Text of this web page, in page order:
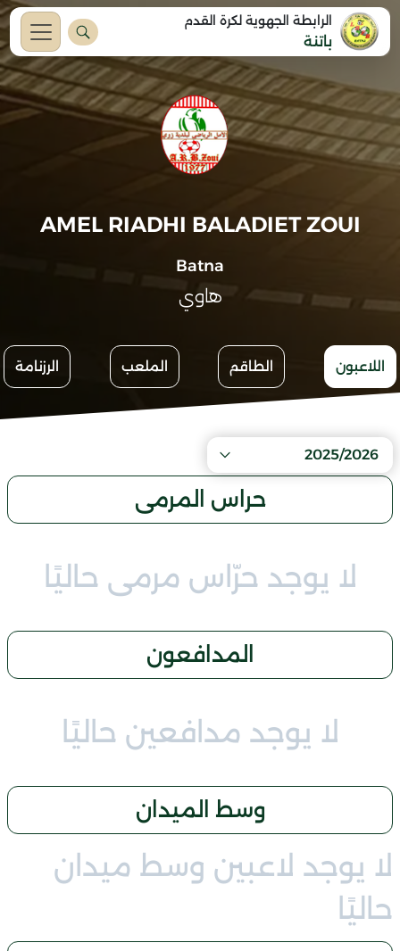
الرابطة الجهوية لكرة القدم
باتنة
AMEL RIADHI BALADIET ZOUI
Batna
هاوي
اللاعبون الطاقم الملعب الرزنامة
2025/2026
حراس المرمى
لا يوجد حرّاس مرمى حاليًا
المدافعون
لا يوجد مدافعين حاليًا
وسط الميدان
لا يوجد لاعبين وسط ميدان
حاليًا